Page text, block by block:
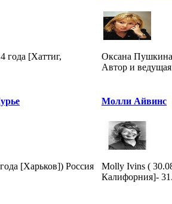
года [Хаттиг,
Оксана
Автор и
[Харьков]) Россия
Молли Айвинс
Molly Ivins (
Калифорния]-